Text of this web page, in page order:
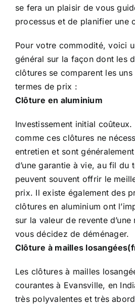
se fera un plaisir de vous
processus et de planifier une
Pour votre commodité, voici
général sur la façon dont les
clôtures se comparent les uns
termes de prix :
Clôture en aluminium
Investissement initial coûteux.
comme ces clôtures ne
entretien et sont
d’une garantie à vie, au fil du
peuvent souvent offrir le
prix. Il existe également des
clôtures en aluminium ont
sur la valeur de revente
vous décidez de déménager.
Clôture à mailles
Les clôtures à mailles
courantes à Evansville, en
très polyvalentes et très